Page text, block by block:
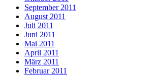
September 2011
August 2011
Juli 2011
Juni 2011
Mai 2011
April 2011
März 2011
Februar 2011